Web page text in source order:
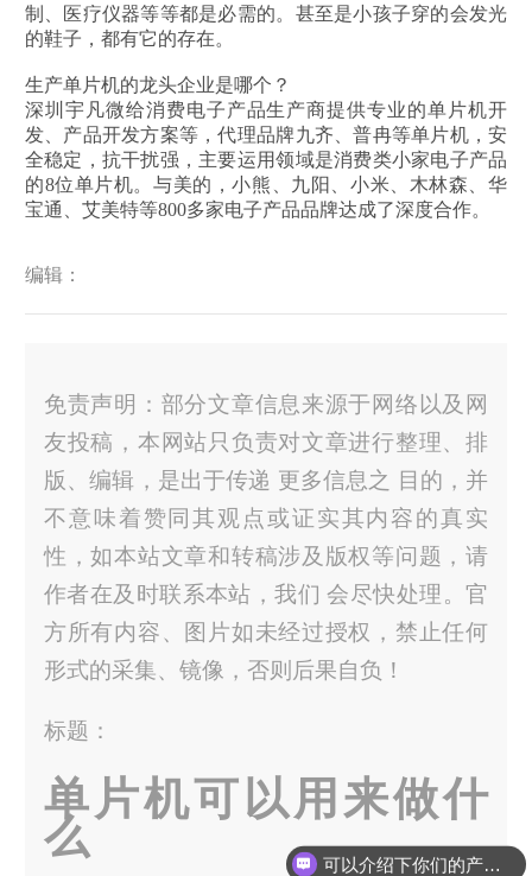
制、医疗仪器等等都是必需的。甚至是小孩子穿的会发光
的鞋子，都有它的存在。
生产单片机的龙头企业是哪个？
深圳宇凡微给消费电子产品生产商提供专业的单片机开
发、产品开发方案等，代理品牌九齐、普冉等单片机，安
全稳定，抗干扰强，主要运用领域是消费类小家电子产品
的8位单片机。与美的，小熊、九阳、小米、木林森、华
宝通、艾美特等800多家电子产品品牌达成了深度合作。
编辑：
免责声明：部分文章信息来源于网络以及网
友投稿，本网站只负责对文章进行整理、排
版、编辑，是出于传递 更多信息之 目的，并
不意味着赞同其观点或证实其内容的真实
性，如本站文章和转稿涉及版权等问题，请
作者在及时联系本站，我们 会尽快处理。官
方所有内容、图片如未经过授权，禁止任何
形式的采集、镜像，否则后果自负！
标题：
单片机可以用来做什
么
可以介绍下你们的产品么？